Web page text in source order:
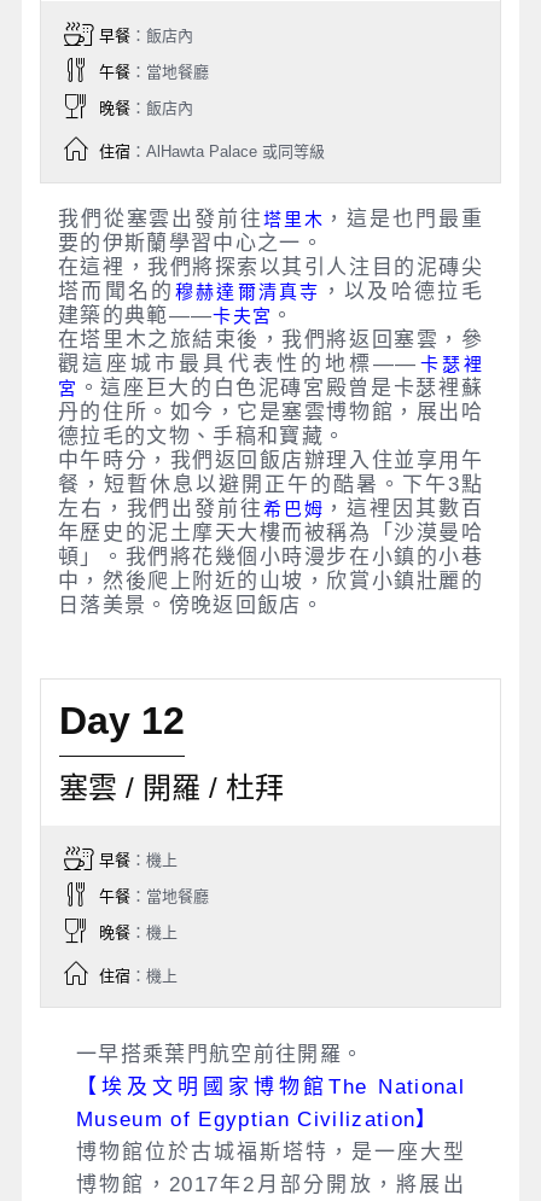
早餐：飯店內
午餐：當地餐廳
晚餐：飯店內
住宿：AlHawta Palace 或同等級
我們從塞雲出發前往塔里木 ，這是也門最重
要的伊斯蘭學習中心之一。
在這裡，我們將探索以其引人注目的泥磚尖
塔而聞名的 穆赫達爾清真寺 ，以及哈德拉毛
建築的典範——卡夫宮 。
在塔里木之旅結束後，我們將返回塞雲，參
觀這座城市最具代表性的地標—— 卡瑟裡
宮 。這座巨大的白色泥磚宮殿曾是卡瑟裡蘇
丹的住所。如今，它是塞雲博物館，展出哈
德拉毛的文物、手稿和寶藏。
中午時分，我們返回飯店辦理入住並享用午
餐，短暫休息以避開正午的酷暑。下午3點
左右，我們出發前往希巴姆 ，這裡因其數百
年歷史的泥土摩天大樓而被稱為「沙漠曼哈
頓」。我們將花幾個小時漫步在小鎮的小巷
中，然後爬上附近的山坡，欣賞小鎮壯麗的
日落美景。傍晚返回飯店。
Day 12
塞雲 / 開羅 / 杜拜
早餐：機上
午餐：當地餐廳
晚餐：機上
住宿：機上
一早搭乘葉門航空前往開羅。
【埃及文明國家博物館The National
Museum of Egyptian Civilization】
博物館位於古城福斯塔特，是一座大型
博物館，2017年2月部分開放，將展出